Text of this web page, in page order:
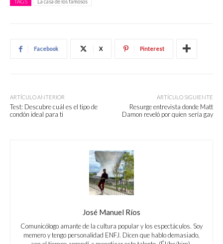
Facebook X Pinterest
ARTÍCULO ANTERIOR
Test: Descubre cuál es el tipo de
condón ideal para ti
ARTÍCULO SIGUIENTE
Resurge entrevista donde Matt
Damon reveló por quien sería gay
José Manuel Ríos
Comunicólogo amante de la cultura popular y los espectáculos. Soy
memero y tengo personalidad ENFJ. Dicen que hablo demasiado,